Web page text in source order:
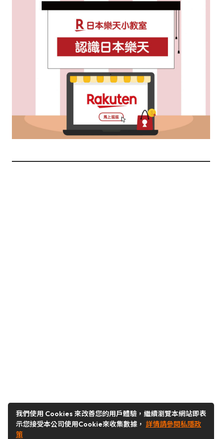
我們使用 Cookies 來改善您的用戶體驗，繼續瀏覽本網站即表
示您接受本公司使用Cookie來收集數據， 詳情請參閱私隱政
策